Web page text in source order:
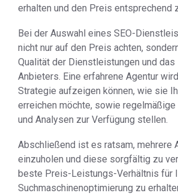
erhalten und den Preis entsprechend
Bei der Auswahl eines SEO-
nicht nur auf den Preis achten,
Qualität der Dienstleistungen und
Anbieters. Eine erfahrene Agentur
Strategie aufzeigen können, wie sie
erreichen möchte, sowie
und Analysen zur Verfügung stellen.
Abschließend ist es ratsam, mehrere
einzuholen und diese sorgfältig zu
beste Preis-Leistungs-Verhältnis für
Suchmaschinenoptimierung zu